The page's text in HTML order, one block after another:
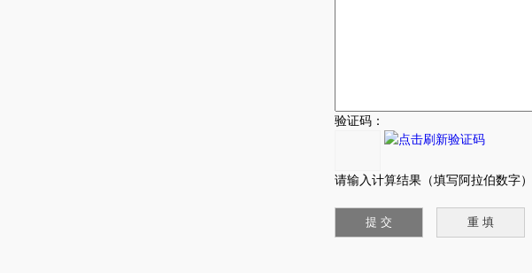
验证码：
请输入计算结果（填写阿拉伯数字）